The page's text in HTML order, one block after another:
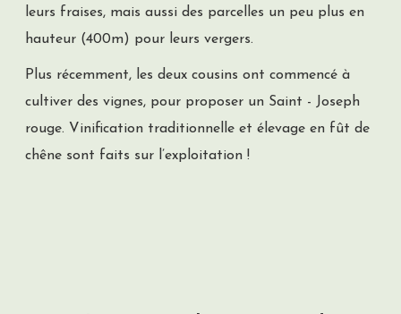
leurs fraises, mais aussi des parcelles un peu plus en
hauteur (400m) pour leurs vergers.
Plus récemment, les deux cousins ont commencé à
cultiver des vignes, pour proposer un Saint - Joseph
rouge. Vinification traditionnelle et élevage en fût de
chêne sont faits sur l’exploitation !